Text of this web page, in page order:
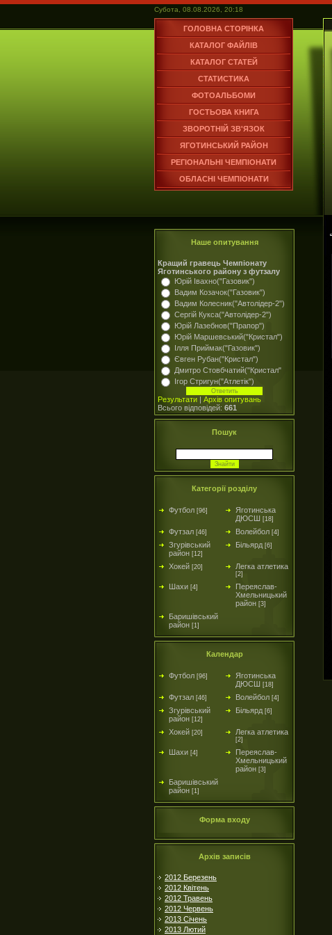
Субота, 08.08.2026, 20:18
ГОЛОВНА СТОРІНКА
КАТАЛОГ ФАЙЛІВ
КАТАЛОГ СТАТЕЙ
СТАТИСТИКА
ФОТОАЛЬБОМИ
ГОСТЬОВА КНИГА
ЗВОРОТНІЙ ЗВ'ЯЗОК
ЯГОТИНСЬКИЙ РАЙОН
РЕГІОНАЛЬНІ ЧЕМПІОНАТИ
ОБЛАСНІ ЧЕМПІОНАТИ
Наше опитування
Кращий гравець Чемпіонату
Яготинського району з футзалу
Юрій Івахно("Газовик")
Вадим Козачок("Газовик")
Вадим Колесник("Автолідер-2")
Сергій Кукса("Автолідер-2")
Юрій Лазебнов("Прапор")
Юрій Маршевський("Кристал")
Ілля Приймак("Газовик")
Євген Рубан("Кристал")
Дмитро Стовбчатий("Кристал"
Ігор Стригун("Атлетік")
Результати | Архів опитувань
Всього відповідей: 661
Пошук
Категорії розділу
Футбол [96]
Яготинська
ДЮСШ [18]
Футзал [46] Волейбол [4]
Згурівський
район [12]
Більярд [6]
Хокей [20] Легка атлетика
[2]
Шахи [4]
Переяслав-
Хмельницький
район [3]
Баришівський
район [1]
Календар
Футбол [96]
Яготинська
ДЮСШ [18]
Футзал [46] Волейбол [4]
Згурівський
район [12]
Більярд [6]
Хокей [20] Легка атлетика
[2]
Шахи [4]
Переяслав-
Хмельницький
район [3]
Баришівський
район [1]
Форма входу
Архів записів
2012 Березень
2012 Квітень
2012 Травень
2012 Червень
2013 Січень
2013 Лютий